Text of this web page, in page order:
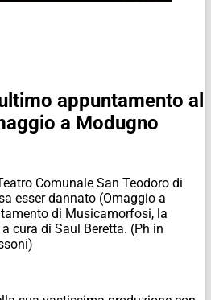
appuntamento al
a Modugno
Comunale San Teodoro di
esser dannato (Omaggio a
di Musicamorfosi, la
cura di Saul Beretta. (Ph in